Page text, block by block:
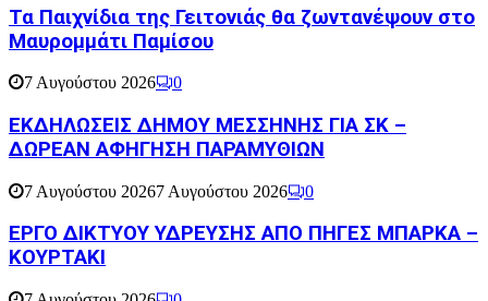
Τα Παιχνίδια της Γειτονιάς θα ζωντανέψουν στο
Μαυρομμάτι Παμίσου
7 Αυγούστου 2026 0
ΕΚΔΗΛΩΣΕΙΣ ΔΗΜΟΥ ΜΕΣΣΗΝΗΣ ΓΙΑ ΣΚ –
ΔΩΡΕΑΝ ΑΦΗΓΗΣΗ ΠΑΡΑΜΥΘΙΩΝ
7 Αυγούστου 20267 Αυγούστου 2026 0
ΕΡΓΟ ΔΙΚΤΥΟΥ ΥΔΡΕΥΣΗΣ ΑΠΟ ΠΗΓΕΣ ΜΠΑΡΚΑ –
ΚΟΥΡΤΑΚΙ